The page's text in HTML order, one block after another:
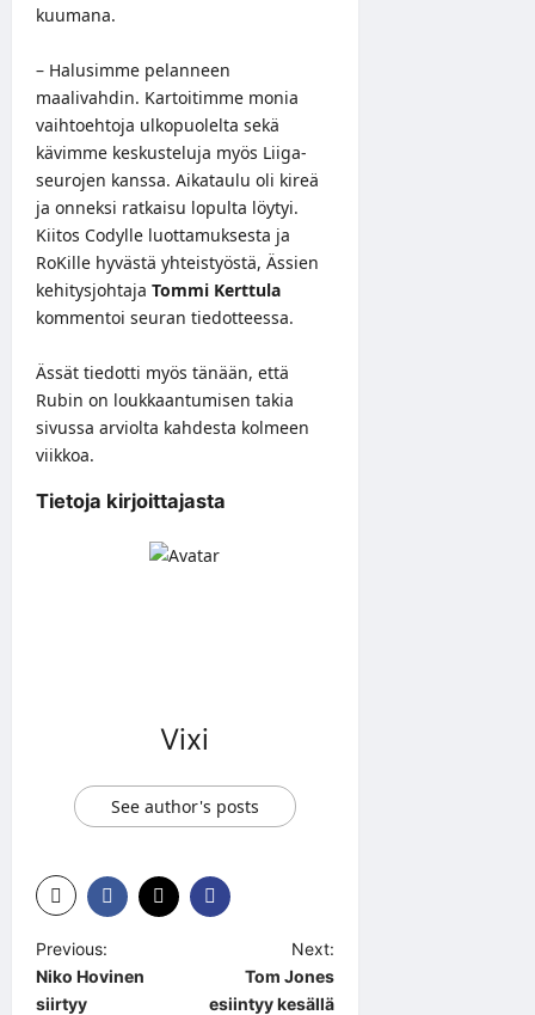
kuumana.
– Halusimme pelanneen
maalivahdin. Kartoitimme monia
vaihtoehtoja ulkopuolelta sekä
kävimme keskusteluja myös Liiga-
seurojen kanssa. Aikataulu oli kireä
ja onneksi ratkaisu lopulta löytyi.
Kiitos Codylle luottamuksesta ja
RoKille hyvästä yhteistyöstä, Ässien
kehitysjohtaja Tommi Kerttula
kommentoi seuran tiedotteessa.
Ässät tiedotti myös tänään, että
Rubin on loukkaantumisen takia
sivussa arviolta kahdesta kolmeen
viikkoa.
Tietoja kirjoittajasta
Vixi
See author's posts
P
o
Previous:
Niko Hovinen
siirtyy
Next:
Tom Jones
esiintyy kesällä